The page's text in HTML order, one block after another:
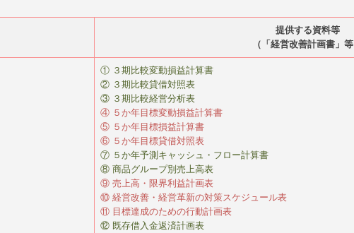
提供する資料等
（ 「経営改善計画書」等
① ３期比較変動損益計算書
② ３期比較貸借対照表
③ ３期比較経営分析表
④ ５か年目標変動損益計算書
⑤ ５か年目標損益計算書
⑥ ５か年目標貸借対照表
⑦ ５か年予測キャッシュ・フロー計算書
⑧ 商品グループ別売上高表
⑨ 売上高・限界利益計画表
⑩ 経営改善・経営革新の対策スケジュール表
⑪ 目標達成のための行動計画表
⑫ 既存借入金返済計画表